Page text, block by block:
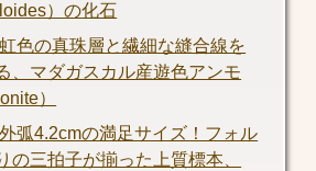
）の化石
色の真珠層と繊細な縫合線を
、マダガスカル産遊色アンモ
）
弧4.2cmの満足サイズ！フォル
の三拍子が揃った上質標本、